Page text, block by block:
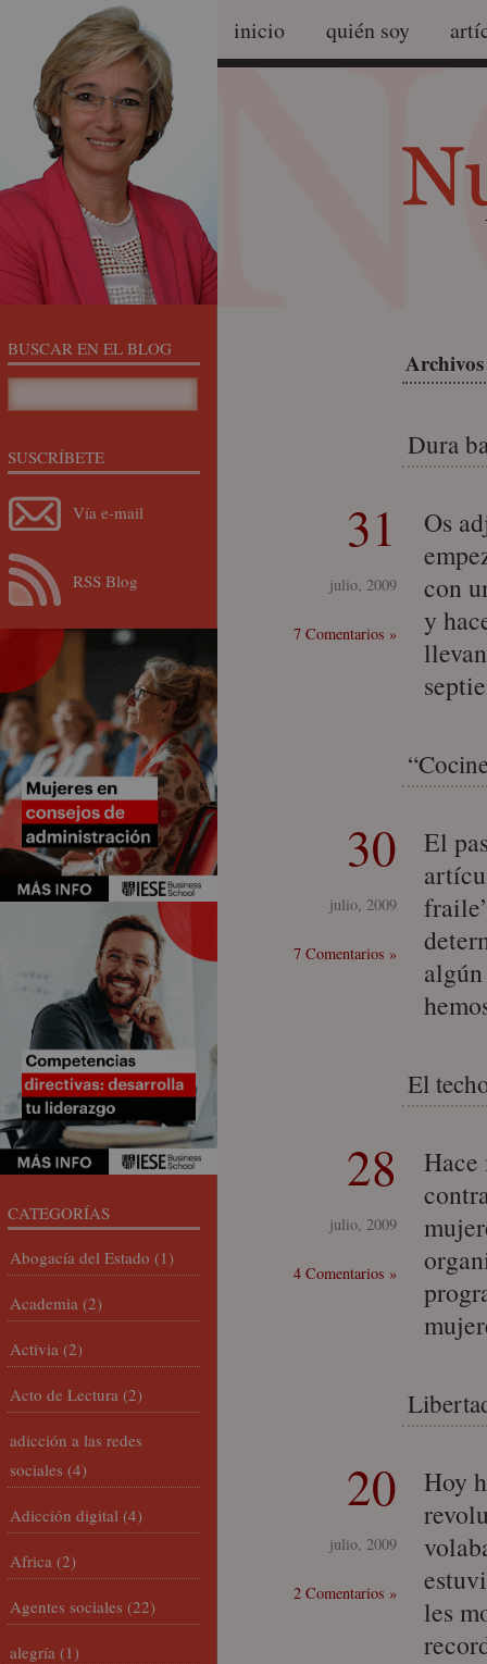
inicio quién soy
Dura
31
julio, 2009
7 Comentarios »
Os
con
y
30
julio, 2009
7 Comentarios »
El
El
28
julio, 2009
4 Comentarios »
Hace
20
julio, 2009
2 Comentarios »
Hoy
les
BUSCAR EN EL BLOG
SUSCRÍBETE
Vía e-mail
RSS Blog
CATEGORÍAS
Abogacía del Estado (1)
Academia (2)
Activia (2)
Acto de Lectura (2)
adicción a las redes
sociales (4)
Adicción digital (4)
Africa (2)
Agentes sociales (22)
alegría (1)